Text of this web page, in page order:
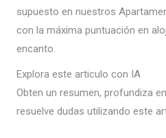
supuesto en nuestros
con la máxima puntuación en
encanto.
Explora este articulo con IA
Obten un resumen, profundiza
resuelve dudas utilizando este